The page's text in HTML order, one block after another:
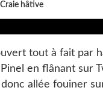
hâtive
tout à fait par
en flânant sur
allée fouiner